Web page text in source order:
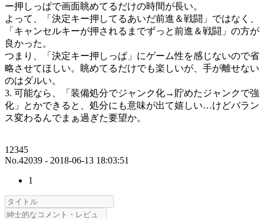
ー押しっぱで画面眺めてるだけの時間が長い。
よって、「決定キー押してるあいだ前進＆戦闘」ではなく、
「キャンセルキーが押されるまでずっと前進＆戦闘」の方が
良かった。
つまり、「決定キー押しっぱ」にゲーム性を感じないので省
略させてほしい。眺めてるだけでも楽しいが、手が離せない
のはダルい。
3. 可能なら、「装備処分でジャンク化→貯めたジャンクで強
化」とかできると、処分にも意味が出て嬉しい…けどバラン
ス変わるんでまぁ過ぎた要望か。
12345
No.42039 - 2018-06-13 18:03:51
1